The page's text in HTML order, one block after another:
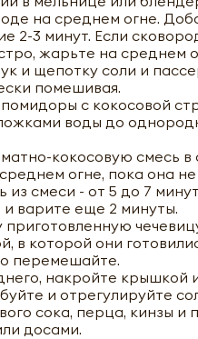
на среднем огне.
2-3 минут. Если
жарьте на среднем
и щепотку соли и
помешивая.
с кокосовой
воды до
кокосовую смесь в
огне, пока она не
из смеси - от 5 до 7
варите еще 2 минуты.
в которой они
перемешайте.
накройте крышкой
и отрегулируйте
сока, перца, кинзы и
досами.